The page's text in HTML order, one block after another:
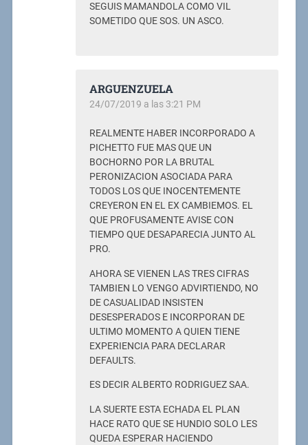
SEGUIS MAMANDOLA COMO VIL
SOMETIDO QUE SOS. UN ASCO.
ARGUENZUELA
24/07/2019 a las 3:21 PM
REALMENTE HABER INCORPORADO A
PICHETTO FUE MAS QUE UN
BOCHORNO POR LA BRUTAL
PERONIZACION ASOCIADA PARA
TODOS LOS QUE INOCENTEMENTE
CREYERON EN EL EX CAMBIEMOS. EL
QUE PROFUSAMENTE AVISE CON
TIEMPO QUE DESAPARECIA JUNTO AL
PRO.
AHORA SE VIENEN LAS TRES CIFRAS
TAMBIEN LO VENGO ADVIRTIENDO, NO
DE CASUALIDAD INSISTEN
DESESPERADOS E INCORPORAN DE
ULTIMO MOMENTO A QUIEN TIENE
EXPERIENCIA PARA DECLARAR
DEFAULTS.
ES DECIR ALBERTO RODRIGUEZ SAA.
LA SUERTE ESTA ECHADA EL PLAN
HACE RATO QUE SE HUNDIO SOLO LES
QUEDA ESPERAR HACIENDO